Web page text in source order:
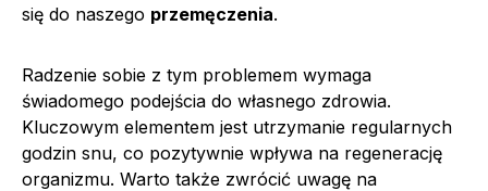
się do naszego przemęczenia.
Radzenie sobie z tym problemem wymaga
świadomego podejścia do własnego zdrowia.
Kluczowym elementem jest utrzymanie regularnych
godzin snu, co pozytywnie wpływa na regenerację
organizmu. Warto także zwrócić uwagę na